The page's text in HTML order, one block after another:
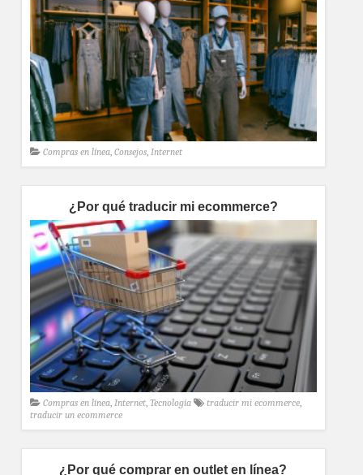
Compras en línea, Consejos, Internet
¿Por qué traducir mi ecommerce?
Compras en línea, Internet, Tecnología traducir mi ecommerce,
traducir un ecommerce
¿Por qué comprar en outlet en línea?